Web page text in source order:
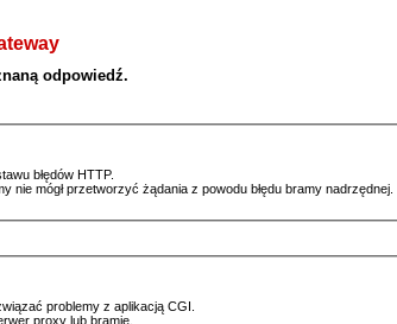
odpowiedź.
błędów HTTP.
nie mógł przetworzyć żądania z powodu błędu bramy nadrzędnej.
problemy z aplikacją CGI.
proxy lub bramie.